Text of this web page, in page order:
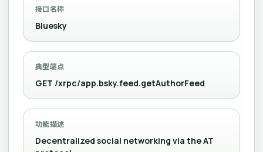
接口名称
Bluesky
典型端点
GET /xrpc/app.bsky.feed.getAuthorFeed
功能描述
Decentralized social networking via the AT